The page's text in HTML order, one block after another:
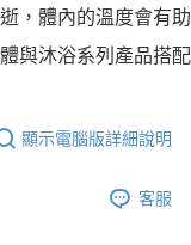
項蒐集、處理及利用，
對及更正。
userRule
面顯示為準，若有關於
聯繫「AFTEE先享後付
support/home
易相關給付款項請求債
供京站紙袋，取件時
，體內的溫度會有助
與沐浴系列產品搭配
顯示電腦版詳細說明
客服